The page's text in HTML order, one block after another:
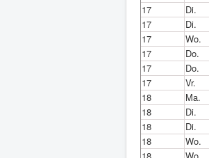
17
Di.
17
Di.
17
Wo.
17
Do.
17
Do.
17
Vr.
18
Ma.
18
Di.
18
Di.
18
Wo.
18
Wo.